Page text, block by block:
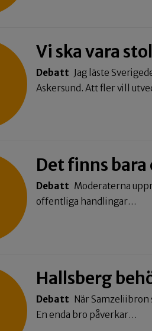
Vi ska vara
Debatt Jag läste
Askersund. Att fler vill
Det finns
Debatt Moderaterna
offentliga handlingar…
Hallsberg
Debatt
När
En enda bro påverkar…